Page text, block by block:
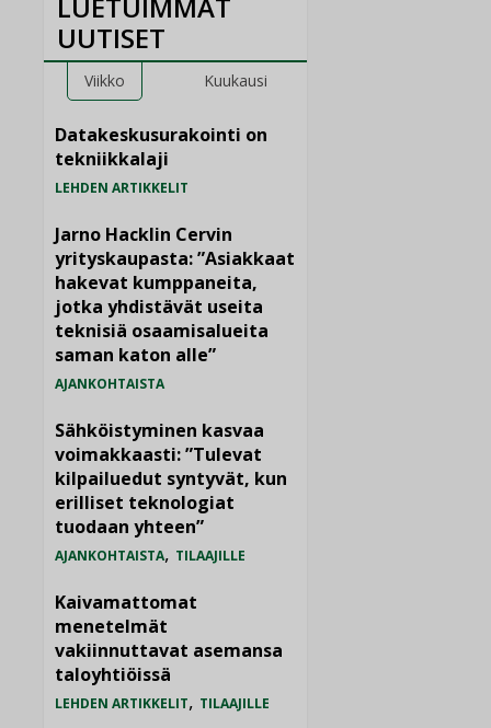
UUTISET
Viikko Kuukausi
Datakeskusurakointi on
tekniikkalaji
LEHDEN ARTIKKELIT
Jarno Hacklin Cervin
yrityskaupasta: ”Asiakkaat
hakevat kumppaneita,
jotka yhdistävät useita
teknisiä osaamisalueita
saman katon alle”
AJANKOHTAISTA
Sähköistyminen kasvaa
voimakkaasti: ”Tulevat
kilpailuedut syntyvät, kun
erilliset teknologiat
tuodaan yhteen”
AJANKOHTAISTA, TILAAJILLE
Kaivamattomat
menetelmät
vakiinnuttavat asemansa
taloyhtiöissä
LEHDEN ARTIKKELIT, TILAAJILLE